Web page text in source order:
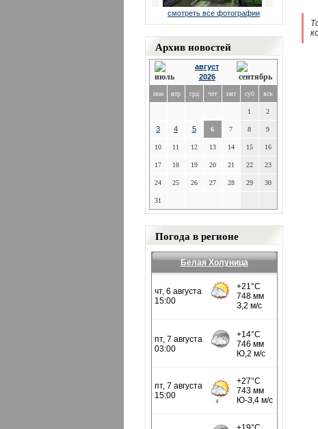
смотреть все фотографии
Архив новостей
август
2026
пон втр срд чет пят суб вск
1 2
3 4 5 6 7 8 9
10 11 12 13 14 15 16
17 18 19 20 21 22 23
24 25 26 27 28 29 30
31
Погода в регионе
Белая Холуница